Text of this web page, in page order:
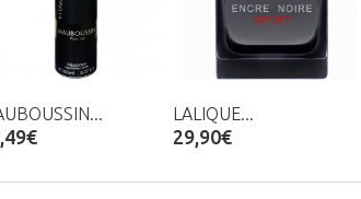
LALIQUE...
29,90€